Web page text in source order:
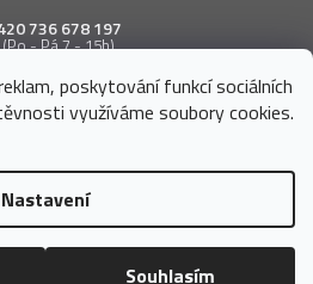
poskytování funkcí sociálních
využíváme soubory cookies.
Nastavení
Souhlasím
736 678 197
(Po - Pá 7 - 15h)